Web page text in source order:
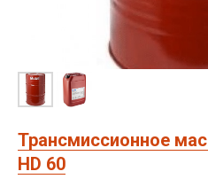
Трансмиссионное
HD 60